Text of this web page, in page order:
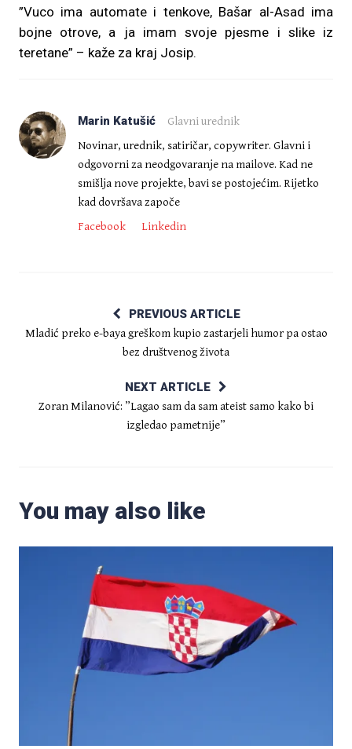
”Vuco ima automate i tenkove, Bašar al-Asad ima
bojne otrove, a ja imam svoje pjesme i slike iz
teretane” – kaže za kraj Josip.
Marin Katušić
Glavni urednik
Novinar, urednik, satiričar, copywriter. Glavni i
odgovorni za neodgovaranje na mailove. Kad ne
smišlja nove projekte, bavi se postojećim. Rijetko
kad dovršava započe
Facebook
Linkedin
PREVIOUS ARTICLE
Mladić preko e-baya greškom kupio zastarjeli humor pa ostao
bez društvenog života
NEXT ARTICLE
Zoran Milanović: ”Lagao sam da sam ateist samo kako bi
izgledao pametnije”
You may also like